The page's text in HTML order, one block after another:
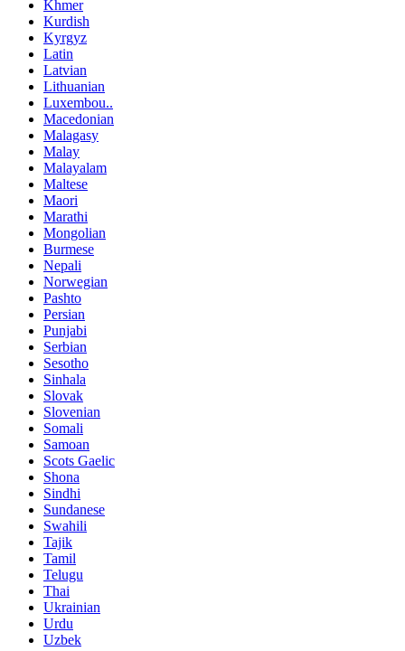
Khmer
Kurdish
Kyrgyz
Latin
Latvian
Lithuanian
Luxembou..
Macedonian
Malagasy
Malay
Malayalam
Maltese
Maori
Marathi
Mongolian
Burmese
Nepali
Norwegian
Pashto
Persian
Punjabi
Serbian
Sesotho
Sinhala
Slovak
Slovenian
Somali
Samoan
Scots Gaelic
Shona
Sindhi
Sundanese
Swahili
Tajik
Tamil
Telugu
Thai
Ukrainian
Urdu
Uzbek